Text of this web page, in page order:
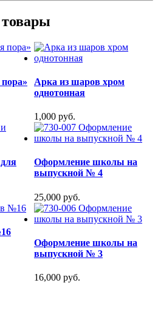
Арка из шаров хром
однотонная
1,000 руб.
Оформление школы на
выпускной № 4
25,000 руб.
Оформление школы на
выпускной № 3
16,000 руб.